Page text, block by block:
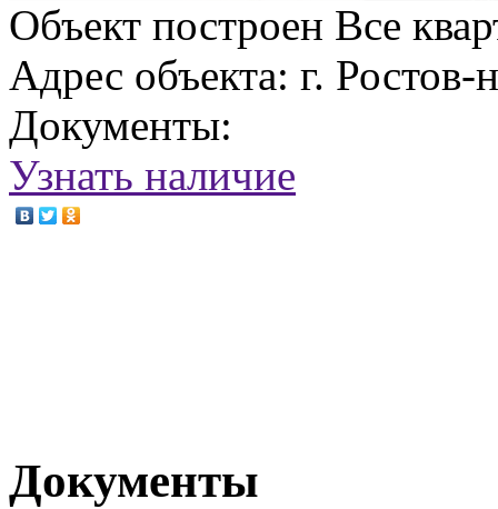
Объект построен Все
Адрес объекта: г.
Документы:
Узнать наличие
Документы